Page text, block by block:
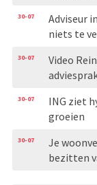
30-07
Adviseur
niets te
30-07
Video
30-07
ING ziet
groeien
30-07
Je
bezitten